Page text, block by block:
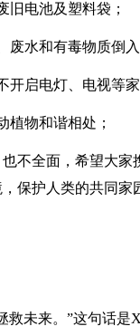
旧电池及塑料袋；
废水和有毒物质倒
开启电灯、电视等
植物和谐相处；
不全面，希望大
保护人类的共同
救未来。”这句话是